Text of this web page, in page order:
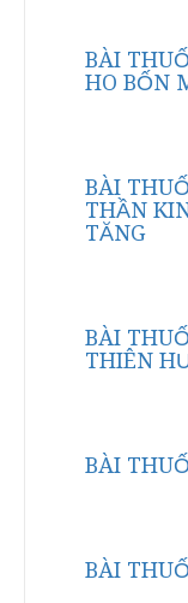
BÀI
HO BỐN
BÀI
THẦN
TĂNG
BÀI
THIÊN
BÀI
BÀI